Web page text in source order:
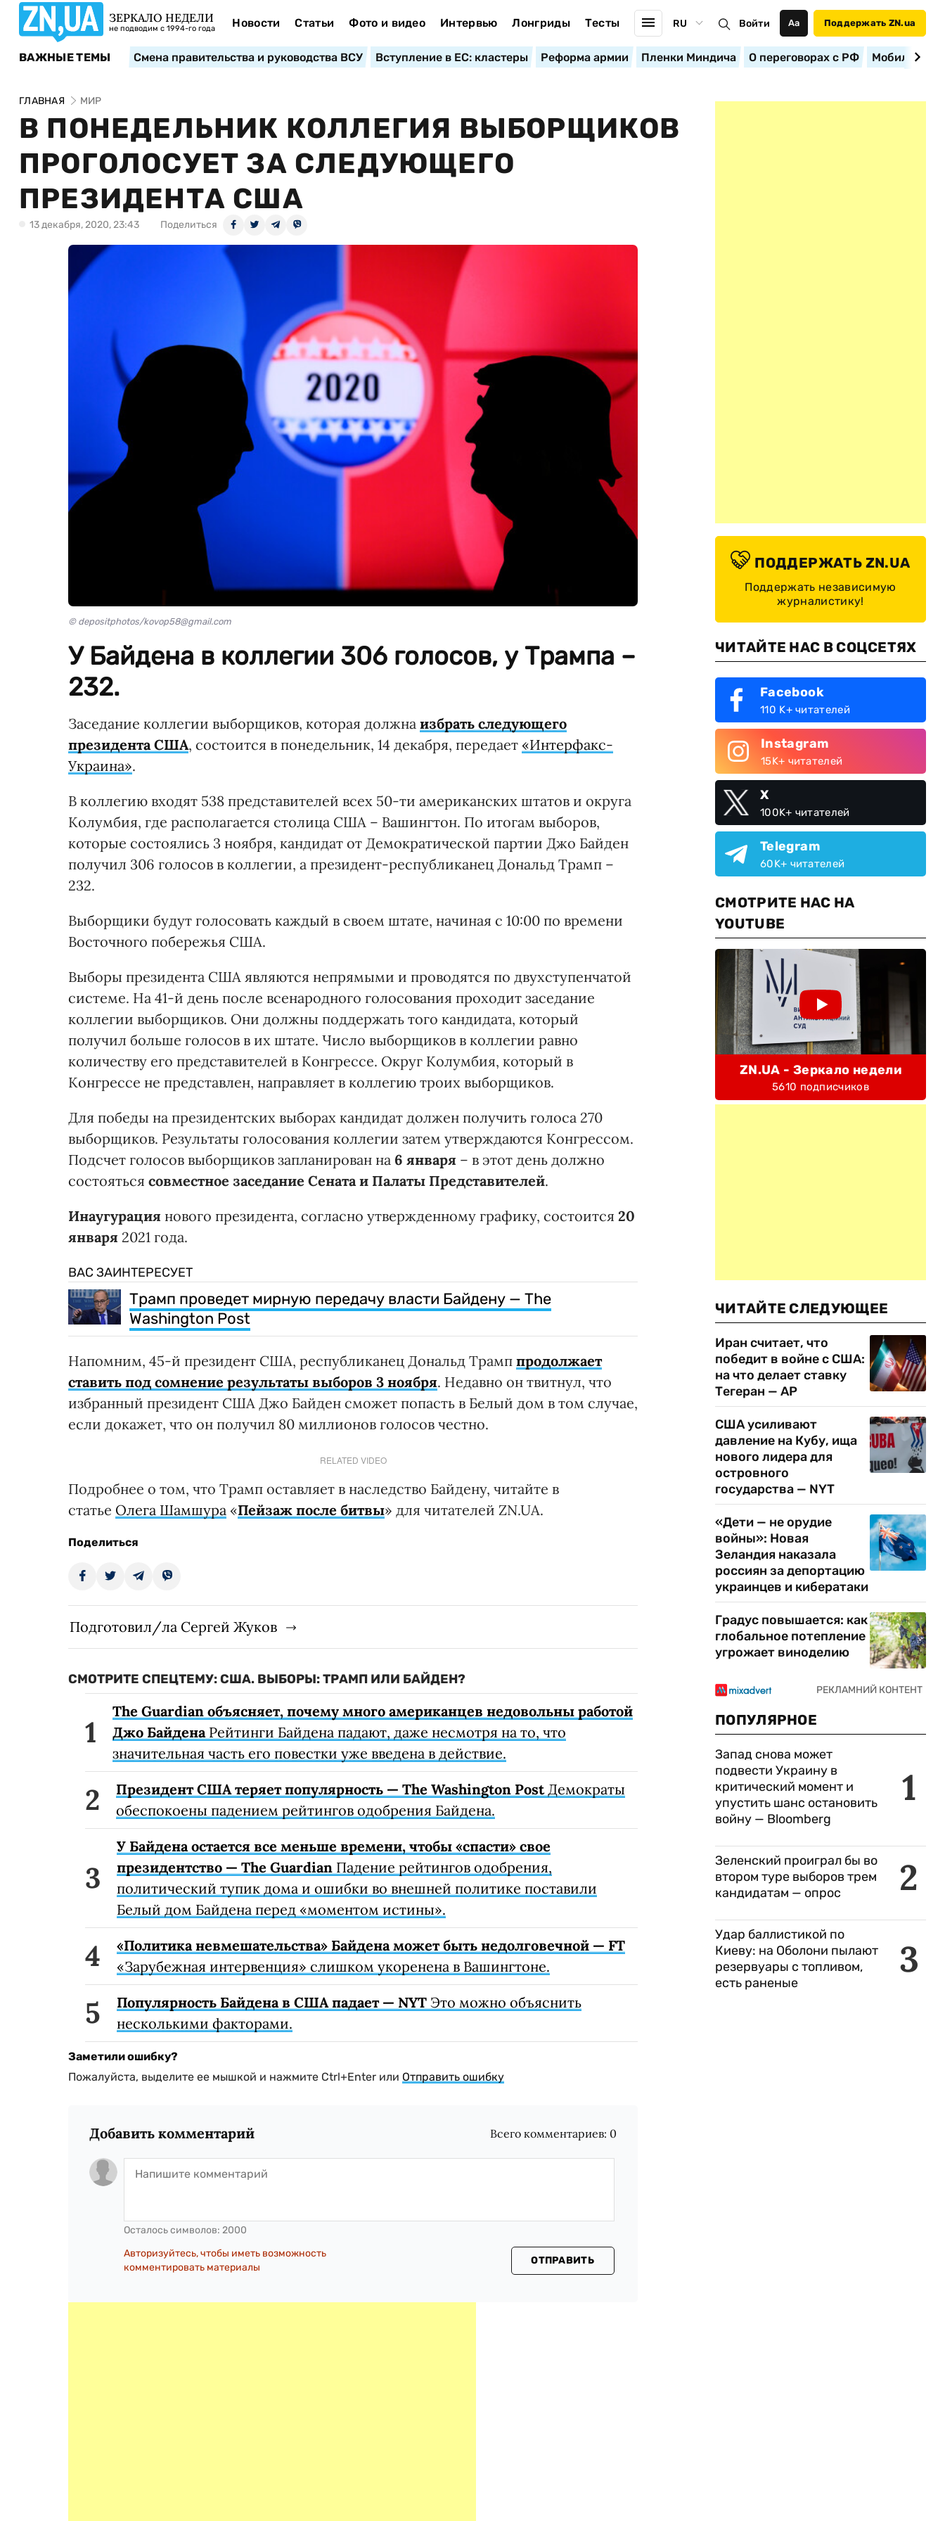
ЗЕРКАЛО НЕДЕЛИ
не подводим с 1994-го года Новости Статьи Фото и видео Интервью Лонгриды Тесты RU Войти Аа Поддержать ZN.ua
ВАЖНЫЕ ТЕМЫ Смена правительства и руководства ВСУ Вступление в ЕС: кластеры Реформа армии Пленки Миндича О переговорах с РФ
ГЛАВНАЯ МИР
В ПОНЕДЕЛЬНИК КОЛЛЕГИЯ ВЫБОРЩИКОВ
ПРОГОЛОСУЕТ ЗА СЛЕДУЮЩЕГО
ПРЕЗИДЕНТА США
13 декабря, 2020, 23:43 Поделиться
© depositphotos/kovop58@gmail.com
У Байдена в коллегии 306 голосов, у Трампа –
232.
Заседание коллегии выборщиков, которая должна избрать следующего
президента США, состоится в понедельник, 14 декабря, передает «Интерфакс-
Украина».
В коллегию входят 538 представителей всех 50-ти американских штатов и округа
Колумбия, где располагается столица США – Вашингтон. По итогам выборов,
которые состоялись 3 ноября, кандидат от Демократической партии Джо Байден
получил 306 голосов в коллегии, а президент-республиканец Дональд Трамп –
232.
Выборщики будут голосовать каждый в своем штате, начиная с 10:00 по времени
Восточного побережья США.
Выборы президента США являются непрямыми и проводятся по двухступенчатой
системе. На 41-й день после всенародного голосования проходит заседание
коллегии выборщиков. Они должны поддержать того кандидата, который
получил больше голосов в их штате. Число выборщиков в коллегии равно
количеству его представителей в Конгрессе. Округ Колумбия, который в
Конгрессе не представлен, направляет в коллегию троих выборщиков.
Для победы на президентских выборах кандидат должен получить голоса 270
выборщиков. Результаты голосования коллегии затем утверждаются Конгрессом.
Подсчет голосов выборщиков запланирован на 6 января – в этот день должно
состояться совместное заседание Сената и Палаты Представителей.
Инаугурация нового президента, согласно утвержденному графику, состоится 20
января 2021 года.
ВАС ЗАИНТЕРЕСУЕТ
Трамп проведет мирную передачу власти Байдену — The
Washington Post
Напомним, 45-й президент США, республиканец Дональд Трамп продолжает
ставить под сомнение результаты выборов 3 ноября. Недавно он твитнул, что
избранный президент США Джо Байден сможет попасть в Белый дом в том случае,
если докажет, что он получил 80 миллионов голосов честно.
RELATED VIDEO
Подробнее о том, что Трамп оставляет в наследство Байдену, читайте в
статье Олега Шамшура «Пейзаж после битвы» для читателей ZN.UA.
Поделиться
Подготовил/ла Сергей Жуков
СМОТРИТЕ СПЕЦТЕМУ: США. ВЫБОРЫ: ТРАМП ИЛИ БАЙДЕН?
The Guardian объясняет, почему много американцев недовольны работой
Джо БайденаРейтинги Байдена падают, даже несмотря на то, что
значительная часть его повестки уже введена в действие.
Президент США теряет популярность — The Washington PostДемократы
обеспокоены падением рейтингов одобрения Байдена.
У Байдена остается все меньше времени, чтобы «спасти» свое
президентство — The Guardian Падение рейтингов одобрения,
политический тупик дома и ошибки во внешней политике поставили
Белый дом Байдена перед «моментом истины».
«Политика невмешательства» Байдена может быть недолговечной — FT
«Зарубежная интервенция» слишком укоренена в Вашингтоне.
Популярность Байдена в США падает — NYT Это можно объяснить
несколькими факторами.
Заметили ошибку?
Пожалуйста, выделите ее мышкой и нажмите Ctrl+Enter или Отправить ошибку
Добавить комментарий Всего комментариев: 0
Осталось символов: 2000
Авторизуйтесь, чтобы иметь возможность
комментировать материалы
ОТПРАВИТЬ
ПОДДЕРЖАТЬ ZN.UA
Поддержать независимую
журналистику!
ЧИТАЙТЕ НАС В СОЦСЕТЯХ
Facebook
110 K+ читателей
Instagram
15K+ читателей
X
100K+ читателей
Telegram
60K+ читателей
СМОТРИТЕ НАС НА
YOUTUBE
ZN.UA - Зеркало недели
5610 подписчиков
ЧИТАЙТЕ СЛЕДУЮЩЕЕ
Иран считает, что
победит в войне с США:
на что делает ставку
Тегеран — AP
США усиливают
давление на Кубу, ища
нового лидера для
островного
государства — NYT
«Дети — не орудие
войны»: Новая
Зеландия наказала
россиян за депортацию
украинцев и кибератаки
Градус повышается: как
глобальное потепление
угрожает виноделию
ПОПУЛЯРНОЕ
1
Запад снова может
подвести Украину в
критический момент и
упустить шанс остановить
войну — Bloomberg
2
Зеленский проиграл бы во
втором туре выборов трем
кандидатам — опрос
3
Удар баллистикой по
Киеву: на Оболони пылают
резервуары с топливом,
есть раненые